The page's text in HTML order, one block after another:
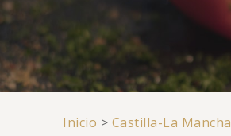
Inicio > Castilla-La Mancha